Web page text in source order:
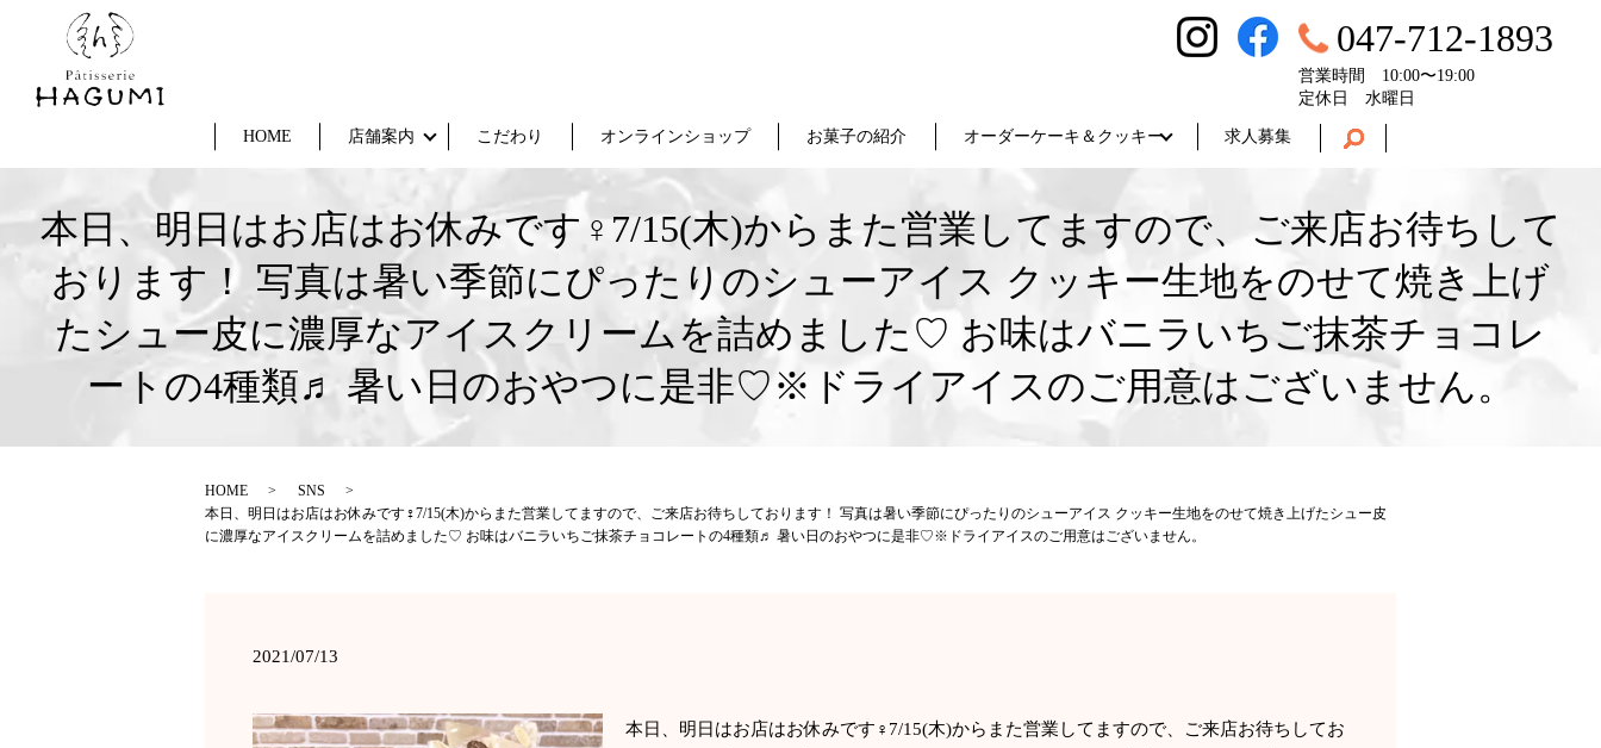
HOME 店舗案内 こだわり オンラインショップ お菓子の紹介 オーダーケーキ＆クッキー 求人募集
047-712-1893
営業時間 10:00〜19:00
定休日 水曜日
本日、明日はお店はお休みです‍♀️7/15(木)からまた営業してますので、ご来店お待ちして
おります！ 写真は暑い季節にぴったりのシューアイス クッキー生地をのせて焼き上げ
たシュー皮に濃厚なアイスクリームを詰めました♡ お味はバニラいちご抹茶チョコレ
ートの4種類♬ 暑い日のおやつに是非♡※ドライアイスのご用意はございません。
HOME
SNS
本日、明日はお店はお休みです‍♀️7/15(木)からまた営業してますので、ご来店お待ちしております！ 写真は暑い季節にぴったりのシューアイス クッキー生地をのせて焼き上げたシュー皮
に濃厚なアイスクリームを詰めました♡ お味はバニラいちご抹茶チョコレートの4種類♬ 暑い日のおやつに是非♡※ドライアイスのご用意はございません。
2021/07/13
本日、明日はお店はお休みです‍♀️7/15(木)からまた営業してますので、ご来店お待ちしてお